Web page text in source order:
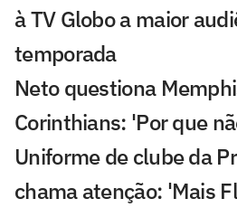
à TV Globo a maior
temporada
Neto questiona
Corinthians: 'Por que
Uniforme de clube da
chama atenção: 'Mais